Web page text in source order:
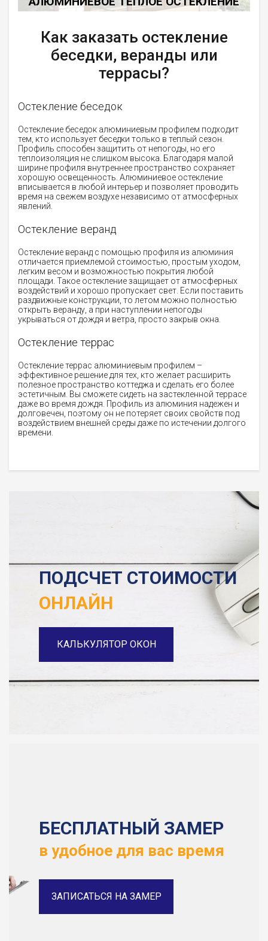
Как заказать остекление
беседки, веранды или
террасы?
Остекление беседок
Остекление беседок алюминиевым профилем подходит
тем, кто использует беседки только в теплый сезон.
Профиль способен защитить от непогоды, но его
теплоизоляция не слишком высока. Благодаря малой
ширине профиля внутреннее пространство сохраняет
хорошую освещенность. Алюминиевое остекление
вписывается в любой интерьер и позволяет проводить
время на свежем воздухе независимо от атмосферных
явлений.
Остекление веранд
Остекление веранд с помощью профиля из алюминия
отличается приемлемой стоимостью, простым уходом,
легким весом и возможностью покрытия любой
площади. Такое остекление защищает от атмосферных
воздействий и хорошо пропускает свет. Если поставить
раздвижные конструкции, то летом можно полностью
открыть веранду, а при наступлении непогоды
укрываться от дождя и ветра, просто закрыв окна.
Остекление террас
Остекление террас алюминиевым профилем –
эффективное решение для тех, кто желает расширить
полезное пространство коттеджа и сделать его более
эстетичным. Вы сможете сидеть на застекленной террасе
даже во время дождя. Профиль из алюминия надежен и
долговечен, поэтому он не потеряет своих свойств под
воздействием внешней среды даже по истечении долгого
времени.
ПОДСЧЕТ СТОИМОСТИ
ОНЛАЙН
КАЛЬКУЛЯТОР ОКОН
БЕСПЛАТНЫЙ ЗАМЕР
в удобное для вас время
ЗАПИСАТЬСЯ НА ЗАМЕР